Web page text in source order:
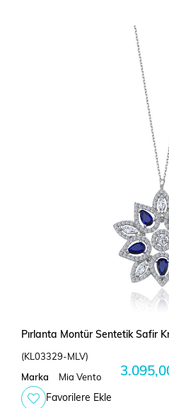
Pırlanta Montür Sentetik Safir
(KL03329-MLV)
Marka Mia Vento
Favorilere Ekle